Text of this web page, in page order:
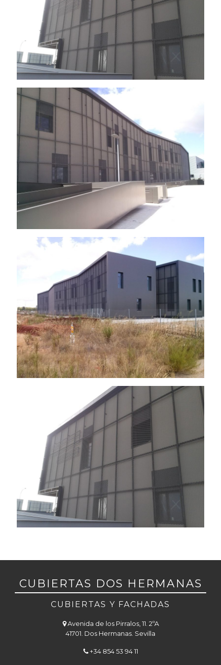
CUBIERTAS DOS HERMANAS
CUBIERTAS Y FACHADAS
Avenida de los Pirralos, 11. 2ºA
41701. Dos Hermanas. Sevilla
+34 854 53 94 11